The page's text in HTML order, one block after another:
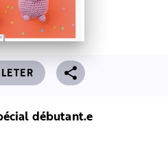
débutant.e